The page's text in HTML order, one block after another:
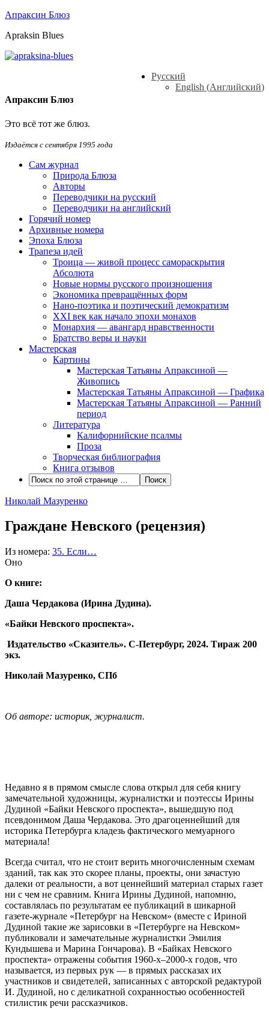
Апраксин Блюз
Apraksin Blues
Русский
English (Английский)
Апраксин Блюз
Это всё тот же блюз.
Издаётся с сентября 1995 года
Сам журнал
Природа Блюза
Авторы
Переводчики на русский
Переводчики на английский
Горячий номер
Архивные номера
Эпоха Блюза
Трапеза идей
Троица — живой процесс самораскрытия
Абсолюта
Новые нормы русского произношения
Экономика превращённых форм
Нано-поэтика и поэтический демократизм
XXI век как начало эпохи монахов
Монархия — авангард нравственности
Братство веры и науки
Мастерская
Картины
Мастерская Татьяны Апраксиной —
Живопись
Мастерская Татьяны Апраксиной — Графика
Мастерская Татьяны Апраксиной — Ранний
период
Литература
Калифорнийские псалмы
Проза
Творческая библиография
Книга отзывов
Николай Мазуренко
Граждане Невского (рецензия)
Из номера: 35. Если…
Оно
О книге:
Даша Чердакова (Ирина Дудина).
«Байки Невского проспекта».
Издательство «Сказитель». С-Петербург, 2024. Тираж 200
экз.
Николай Мазуренко, СПб
Об авторе: историк, журналист.
Недавно я в прямом смысле слова открыл для себя книгу
замечательной художницы, журналистки и поэтессы Ирины
Дудиной «Байки Невского проспекта», вышедшую под
псевдонимом Даша Чердакова. Это драгоценнейший для
историка Петербурга кладезь фактического мемуарного
материала!
Всегда считал, что не стоит верить многочисленным схемам
зданий, так как это скорее планы, проекты, они зачастую
далеки от реальности, а вот ценнейший материал старых газет
ни с чем не сравним. Книга Ирины Дудиной, напомню,
составлялась по результатам ее публикаций в шикарной
газете-журнале «Петербург на Невском» (вместе с Ириной
Дудиной такие же зарисовки в «Петербурге на Невском»
публиковали и замечательные журналистки Эмилия
Кундышева и Марина Гончарова). В «Байках Невского
проспекта» отражены события 1960-х–2000-х годов, что
называется, из первых рук — в прямых рассказах их
участников и свидетелей, записанных с авторской редактурой
И. Дудиной, но с деликатной сохранностью особенностей
стилистик речи рассказчиков.